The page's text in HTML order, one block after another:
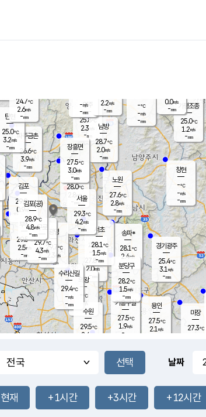
양주
25.8℃
2.3
-mm
과천
27.8℃
2.0m/s
- mm
9.0mm
-mm
용인
27.5℃
2.1 m/s
경기광주
25.4℃
3.1 m/s
-mm
25.1
℃
파주금촌
26.6℃
3.9m/s
-mm
가평조종
25.0℃
1.2m/s
-mm
-℃
-m/s
-mm
창현
-℃
-m/s
-mm
탄현
25.0℃
3.2m/s
-mm
0.0m/s
-mm
27.3℃
0.7m/s
-mm
마장
27.3℃
의왕
- ℃
m/s
mm
김포
29.0℃
0.9 m/s
mm
광명
29.7 ℃
2.3 m/s
-mm
부천
29.5℃
2.5m/s
-mm
-mm
구로
29.7℃
4.3m/s
-mm
은평
28.0℃
2.8 m/s
- mm
노원
27.6℃
2.8m/s
-mm
송파*
28.1℃
2.4m/s
-mm
서초
28.1℃
1.5m/s
-mm
남방
28.7℃
2.0m/s
-mm
기흥구갈
27.5℃
1.9m/s
-
수리산길
29.4℃
-m/s
-mm
분당구
28.2℃
1.5m/s
-mm
장흥면
27.5℃
3.0m/s
-mm
-m/s
-mm
김포(공)
28.9℃
4.8m/s
-mm
수원
29.5℃
2.4 m/s
서울
29.3℃
4.2m/s
-mm
24.7℃
2.6m/s
-mm
2.2m/s
-mm
날짜
현재 +1시간 +3시간 +12시간